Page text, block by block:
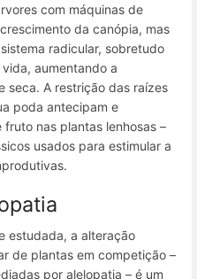
com máquinas de
da canópia, mas
radicular, sobretudo
aumentando a
seca. A restrição das raízes
poda antecipam e
nas plantas lenhosas –
usados para estimular a
estudada, a alteração
de plantas em competição –
por alelopatia – é um